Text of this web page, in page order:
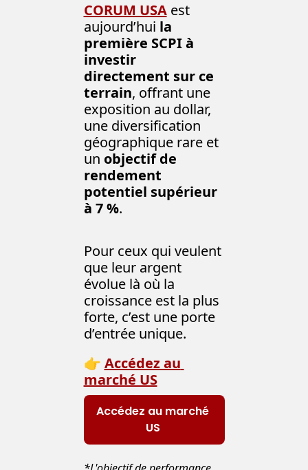
CORUM USA est
aujourd’hui la
première SCPI à
investir
directement sur ce
terrain, offrant une
exposition au dollar,
une diversification
géographique rare et
un objectif de
rendement
potentiel supérieur
à 7 %.
Pour ceux qui veulent
que leur argent
évolue là où la
croissance est la plus
forte, c’est une porte
d’entrée unique.
👉 Accédez au
marché US
Accédez au marché
US